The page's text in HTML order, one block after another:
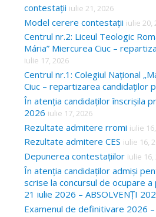
contestații iulie 21, 2026
Model cerere contestații iulie 20,
Centrul nr.2: Liceul Teologic
Mária” Miercurea Ciuc –
iulie 17, 2026
Centrul nr.1: Colegiul Național
Ciuc – repartizarea candidaților
În atenția candidaților înscrișila
2026 iulie 17, 2026
Rezultate admitere rromi iulie
Rezultate admitere CES iulie 16,
Depunerea contestațiilor iulie 16,
În atenția candidaților admiși
scrise la concursul de ocupare
21 iulie 2026 – ABSOLVENȚI
Examenul de definitivare 2026